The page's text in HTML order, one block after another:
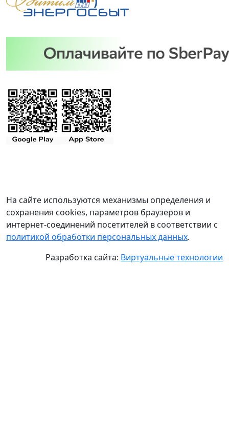
На сайте используются механизмы определения и
сохранения cookies, параметров браузеров и
интернет-соединений посетителей в соответствии с
политикой обработки персональных данных.
Разработка сайта: Виртуальные технологии